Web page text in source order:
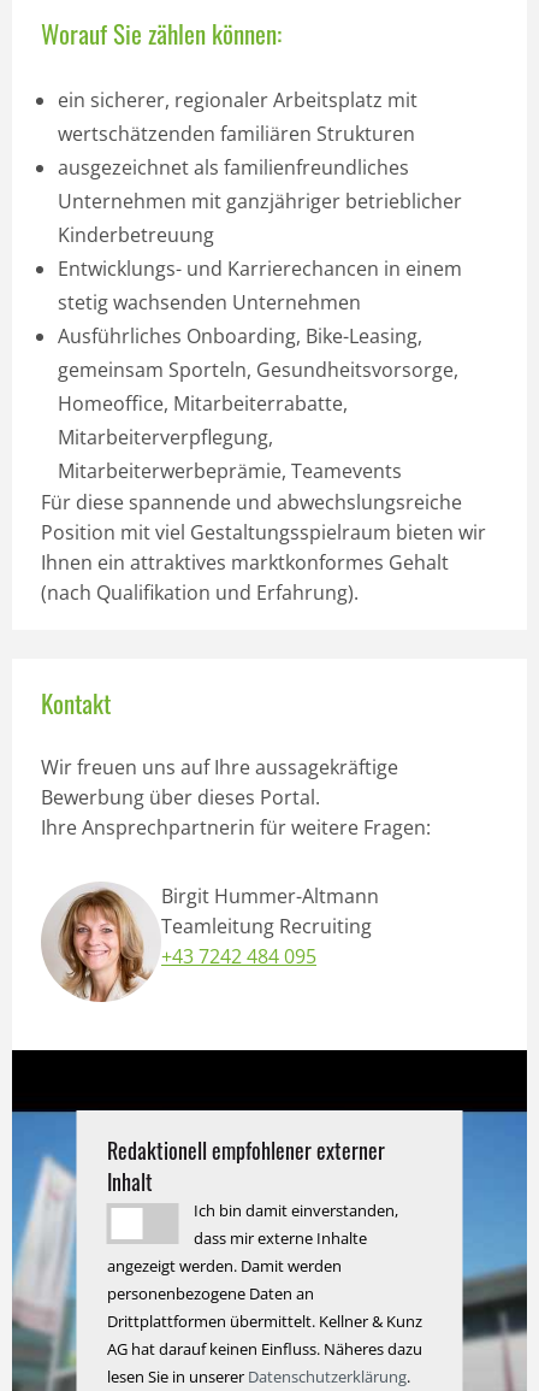
Worauf Sie zählen können:
ein sicherer, regionaler Arbeitsplatz mit
wertschätzenden familiären Strukturen
ausgezeichnet als familienfreundliches
Unternehmen mit ganzjähriger betrieblicher
Kinderbetreuung
Entwicklungs- und Karrierechancen in einem
stetig wachsenden Unternehmen
Ausführliches Onboarding, Bike-Leasing,
gemeinsam Sporteln, Gesundheitsvorsorge,
Homeoffice, Mitarbeiterrabatte,
Mitarbeiterverpflegung,
Mitarbeiterwerbeprämie, Teamevents
Für diese spannende und abwechslungsreiche
Position mit viel Gestaltungsspielraum bieten wir
Ihnen ein attraktives marktkonformes Gehalt
(nach Qualifikation und Erfahrung).
Kontakt
Wir freuen uns auf Ihre aussagekräftige
Bewerbung über dieses Portal.
Ihre Ansprechpartnerin für weitere Fragen:
Birgit Hummer-Altmann
Teamleitung Recruiting
+43 7242 484 095
Redaktionell empfohlener externer
Inhalt
Ich bin damit einverstanden,
dass mir externe Inhalte
angezeigt werden. Damit werden
personenbezogene Daten an
Drittplattformen übermittelt. Kellner & Kunz
AG hat darauf keinen Einfluss. Näheres dazu
lesen Sie in unserer Datenschutzerklärung.